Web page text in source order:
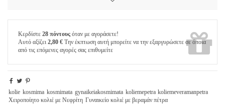
Κερδίστε 28 πόντους όταν με αγοράσετε!
Αυτό αξίζει 2,80 € Την έκπτωση αυτή μπορείτε να την εξαργυρώσετε σε όποια
από τις επόμενες αγορές σας επιθυμείτε
kolie kosmima kosmimata gynaikeiakosmimata koliemepetra koliemeveramanpetra
Χειροποίητο κολιέ με Νεφρίτη Γυναικείο κολιέ με βεραμάν πέτρα